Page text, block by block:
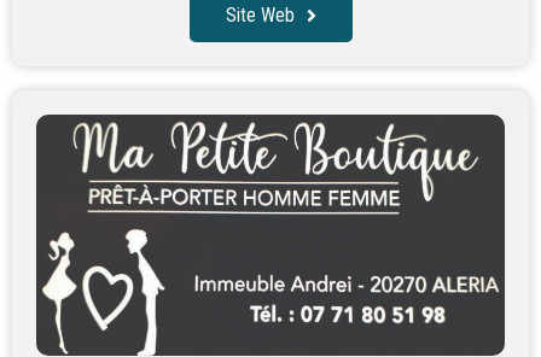
Site Web